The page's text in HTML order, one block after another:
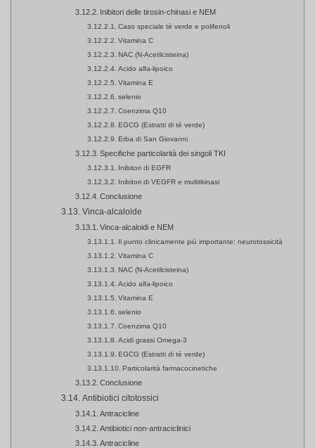
Inibitori delle tirosin-chinasi e NEM
Caso speciale tè verde e polifenoli
Vitamina C
NAC (N-Acetilcisteina)
Acido alfa-lipoico
Vitamina E
selenio
Coenzima Q10
EGCG (Estratti di tè verde)
Erba di San Giovanni
Specifiche particolarità dei singoli TKI
Inibitori di EGFR
Inibitori di VEGFR e multitkinasi
Conclusione
Vinca-alcaloide
Vinca-alcaloidi e NEM
Il punto clinicamente più importante: neurotossicità
Vitamina C
NAC (N-Acetilcisteina)
Acido alfa-lipoico
Vitamina E
selenio
Coenzima Q10
Acidi grassi Omega-3
EGCG (Estratti di tè verde)
Particolarità farmacocinetiche
Conclusione
Antibiotici citotossici
Antracicline
Antibiotici non-antraciclinici
Antracicline